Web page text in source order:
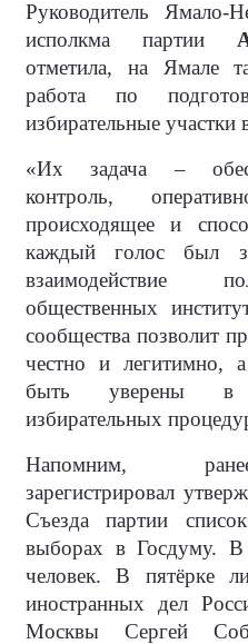
Руководитель Ямало-
исполкма партии
отметила, на Ямале
работа по
избирательные участки
«Их задача –
контроль,
происходящее и
каждый голос был
взаимодействие
общественных
сообщества позволит
честно и легитимно,
быть уверены в
избирательных
Напомним,
зарегистрировал
Съезда партии
выборах в Госдуму.
человек. В пятёрке
иностранных дел
Москвы Сергей